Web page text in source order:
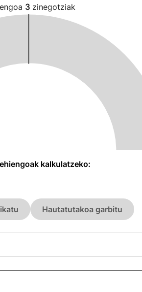
3 zinegotziak
kalkulatzeko:
Hautatutakoa garbitu